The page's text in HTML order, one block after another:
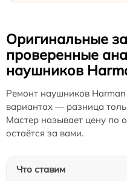
Оригинальные
проверенные
наушников
Ремонт наушников
вариантах — разница
Мастер называет цену по
остаётся за вами.
Что ставим